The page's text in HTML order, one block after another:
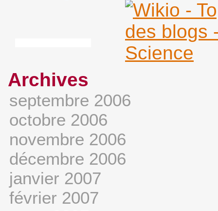
Archives
septembre 2006
octobre 2006
novembre 2006
décembre 2006
janvier 2007
février 2007